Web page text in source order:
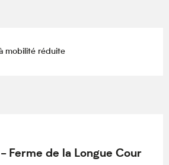
mobilité réduite
Ferme de la Longue Cour